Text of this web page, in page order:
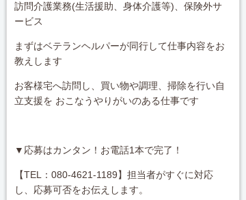
訪問介護業務(生活援助、身体介護等)、保険外サ
ービス
まずはベテランヘルパーが同行して仕事内容をお
教えします
お客様宅へ訪問し、買い物や調理、掃除を行い自
立支援を おこなうやりがいのある仕事です
▼応募はカンタン！お電話1本で完了！
【TEL：080-4621-1189】担当者がすぐに対応
し、応募可否をお伝えします。